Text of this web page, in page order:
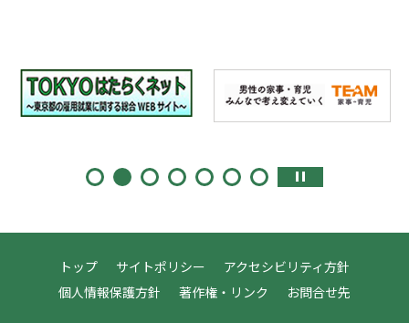
トップ サイトポリシー
アクセシビリティ方針
個人情報保護方針
著作権・リンク お問合せ先